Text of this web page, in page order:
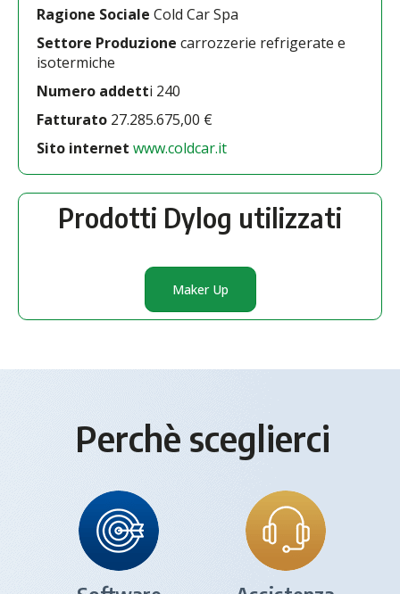
Ragione Sociale Cold Car Spa
Settore Produzione carrozzerie refrigerate e
isotermiche
Numero addetti 240
Fatturato 27.285.675,00 €
Sito internet www.coldcar.it
Prodotti Dylog utilizzati
Maker Up
Perchè sceglierci